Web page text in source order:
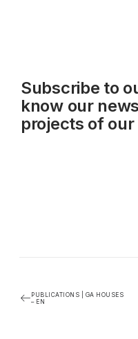
Subscribe to
know our
projects of our
PUBLICATIONS | GA HOUSES
– EN